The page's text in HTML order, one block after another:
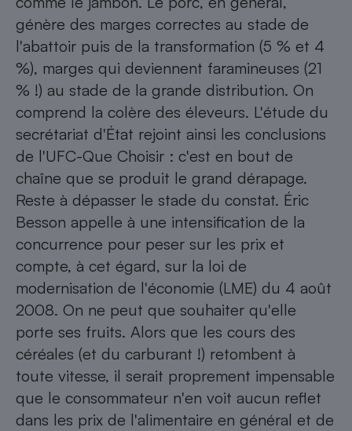
génère des marges correctes au stade de
l'abattoir puis de la transformation (5 % et 4
%), marges qui deviennent faramineuses (21
% !) au stade de la grande distribution. On
comprend la colère des éleveurs. L'étude du
secrétariat d'État rejoint ainsi les conclusions
de l'UFC-Que Choisir : c'est en bout de
chaîne que se produit le grand dérapage.
Reste à dépasser le stade du constat. Éric
Besson appelle à une intensification de la
concurrence pour peser sur les prix et
compte, à cet égard, sur la loi de
modernisation de l'économie (LME) du 4 août
2008. On ne peut que souhaiter qu'elle
porte ses fruits. Alors que les cours des
céréales (et du carburant !) retombent à
toute vitesse, il serait proprement impensable
que le consommateur n'en voit aucun reflet
dans les prix de l'alimentaire en général et de